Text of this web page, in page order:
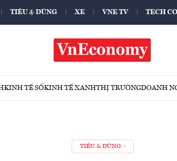
TIÊU & DÙNG XE VNE TV TECH
KINH TẾ SỐKINH TẾ XANHTHỊ TRƯỜNGDOANH
TIÊU & DÙNG